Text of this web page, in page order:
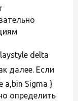
delta
далее. Если
a,bin Sigma }
определить